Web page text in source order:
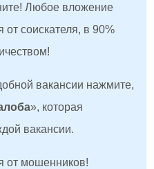
Любое вложение
от соискателя, в 90%
вакансии нажмите,
», которая
вакансии.
от мошенников!